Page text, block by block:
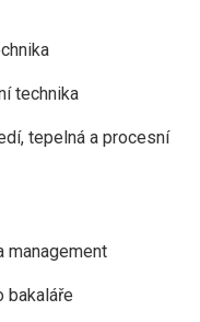
technika
tepelná a procesní
management
bakaláře